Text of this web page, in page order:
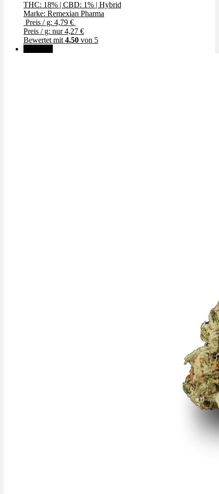
THC: 18% CBD: 1%
Hybrid
Marke: Remexian Pharma
Preis / g: 4,79 €
Preis / g: nur 4,27 €
Bewertet mit4.50 von 5